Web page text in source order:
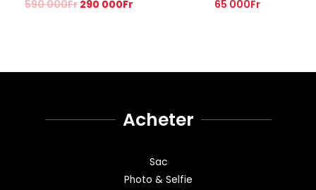
590 000Fr 290 000Fr 65 000Fr
Acheter
Sac
Photo & Selfie